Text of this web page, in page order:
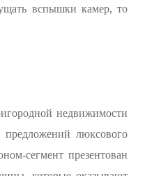
вспышки камер, то
недвижимости
предложений люксового
сегмент презентован